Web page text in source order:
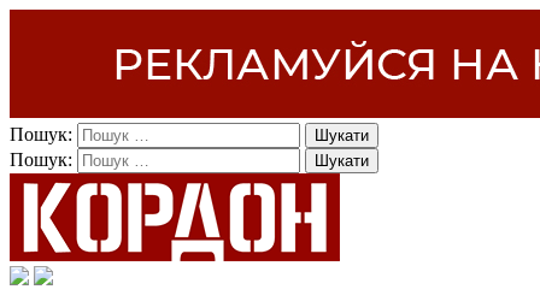
Пошук:
Пошук: